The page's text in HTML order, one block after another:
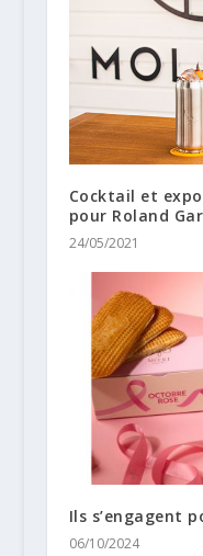
Cocktail et
pour Roland
24/05/2021
Ils s’engagent
06/10/2024